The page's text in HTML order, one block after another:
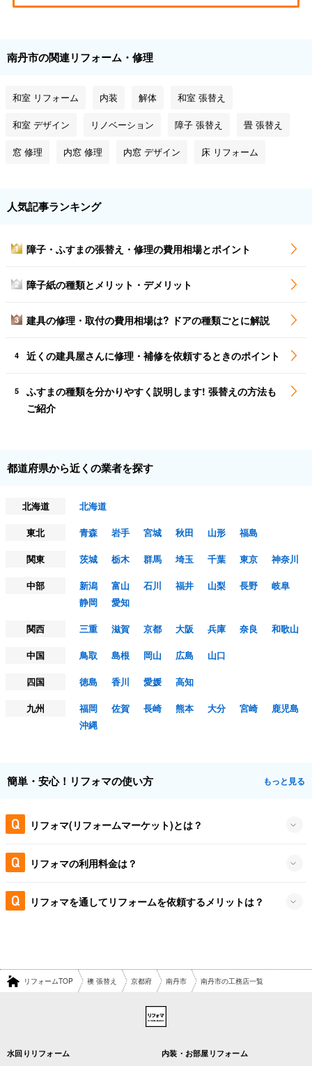
南丹市の関連リフォーム・修理
和室 リフォーム 内装 解体 和室 張替え
和室 デザイン リノベーション 障子 張替え 畳 張替え
窓 修理 内窓 修理 内窓 デザイン 床 リフォーム
人気記事ランキング
1 障子・ふすまの張替え・修理の費用相場とポイント
2 障子紙の種類とメリット・デメリット
3 建具の修理・取付の費用相場は? ドアの種類ごとに解説
4 近くの建具屋さんに修理・補修を依頼するときのポイント
5
ふすまの種類を分かりやすく説明します! 張替えの方法も
ご紹介
都道府県から近くの業者を探す
北海道
北海道
東北
青森 岩手 宮城 秋田 山形
福島
関東
茨城 栃木 群馬 埼玉 千葉 東京
神奈川
中部
新潟 富山 石川 福井 山梨 長野
岐阜
静岡
愛知
関西
三重 滋賀 京都 大阪 兵庫 奈良
和歌山
中国
鳥取 島根 岡山 広島
山口
四国
徳島 香川 愛媛
高知
九州
福岡 佐賀 長崎 熊本 大分 宮崎
鹿児島
沖縄
簡単・安心！リフォマの使い方 もっと見る
リフォマ(リフォームマーケット)とは？
リフォマの利用料金は？
リフォマを通してリフォームを依頼するメリットは？
リフォームTOP 襖 張替え 京都府 南丹市 南丹市の工務店一覧
水回りリフォーム 内装・お部屋リフォーム